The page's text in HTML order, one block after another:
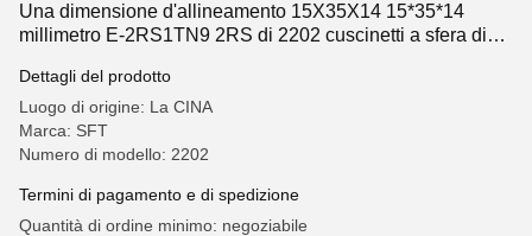
Una dimensione d'allineamento 15X35X14 15*35*14
millimetro E-2RS1TN9 2RS di 2202 cuscinetti a sfera di
Dettagli del prodotto
Luogo di origine: La CINA
Marca: SFT
Numero di modello: 2202
Termini di pagamento e di spedizione
Quantità di ordine minimo: negoziabile